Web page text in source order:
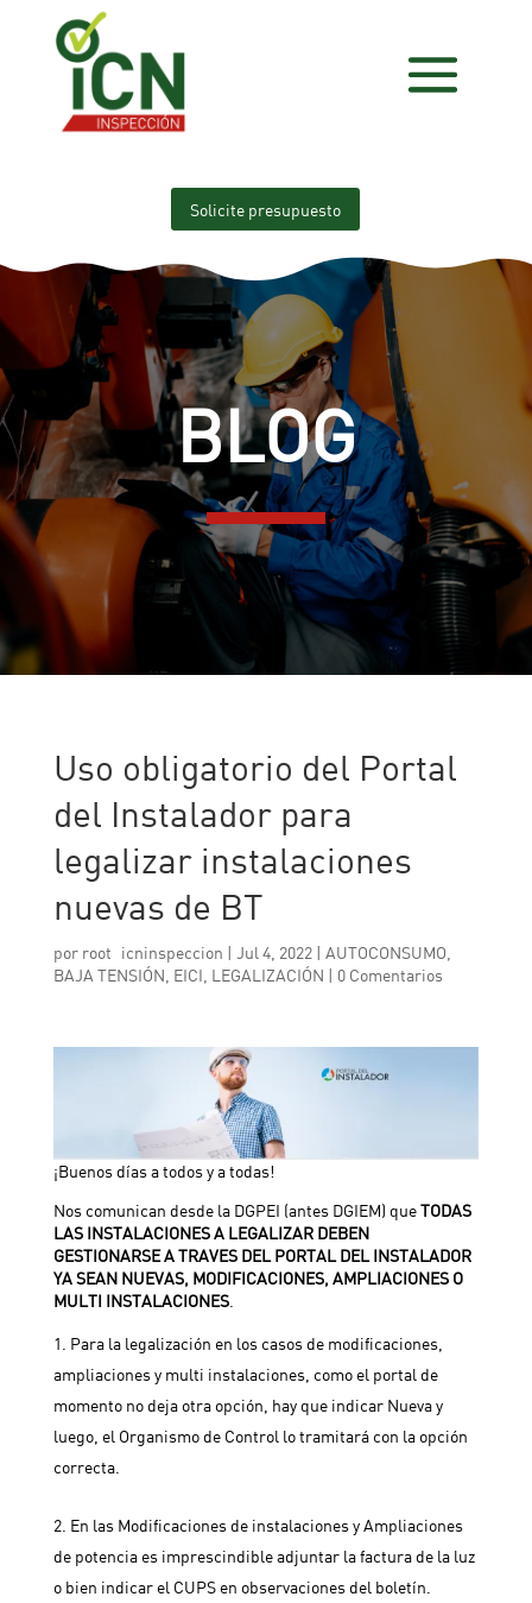
Solicite presupuesto
BLOG
Uso obligatorio del Portal
del Instalador para
legalizar instalaciones
nuevas de BT
por root_icninspeccion | Jul 4, 2022| AUTOCONSUMO
BAJA TENSIÓN EICI LEGALIZACIÓN | 0 Comentarios
¡Buenos días a todos y a todas!
Nos comunican desde la DGPEI (antes DGIEM) queTODAS
LAS INSTALACIONES A LEGALIZAR DEBEN
GESTIONARSE A TRAVES DEL PORTAL DEL INSTALADOR
YA SEAN NUEVAS, MODIFICACIONES, AMPLIACIONES O
MULTI INSTALACIONES.
Para la legalización en los casos de modificaciones,
ampliaciones y multi instalaciones, como el portal de
momento no deja otra opción, hay que indicar Nueva y
luego, el Organismo de Control lo tramitará con la opción
correcta.
En las Modificaciones de instalaciones y Ampliaciones
de potencia es imprescindible adjuntar la factura de la luz
o bien indicar el CUPS en observaciones del boletín.